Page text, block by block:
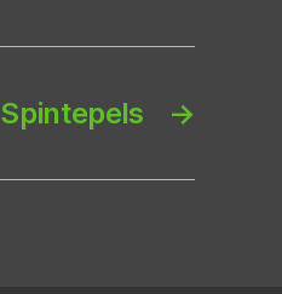
→
Spintepels